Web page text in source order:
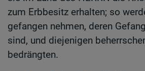
zum Erbbesitz erhalten; so
gefangen nehmen, deren
sind, und diejenigen
bedrängten.